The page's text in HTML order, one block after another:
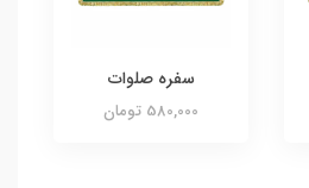
سفره صلوات
580,000 تومان